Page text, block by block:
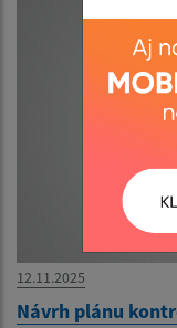
12.11.2025
Návrh plánu